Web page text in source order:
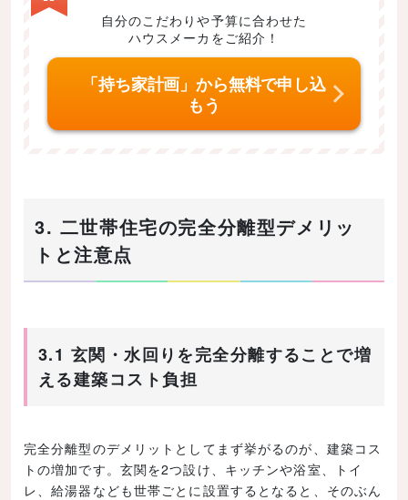
自分のこだわりや予算に合わせた
ハウスメーカをご紹介！
「持ち家計画」から無料で申し込
もう
3. 二世帯住宅の完全分離型デメリッ
トと注意点
3.1 玄関・水回りを完全分離することで増
える建築コスト負担
完全分離型のデメリットとしてまず挙がるのが、建築コス
トの増加です。玄関を2つ設け、キッチンや浴室、トイ
レ、給湯器なども世帯ごとに設置するとなると、そのぶん